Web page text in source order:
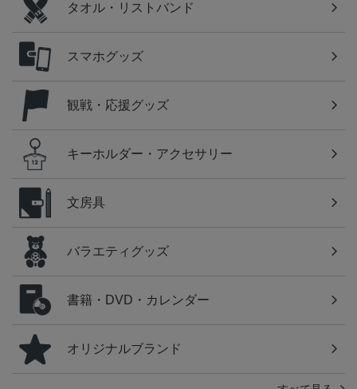
タオル・リストバンド
スマホグッズ
観戦・応援グッズ
キーホルダー・アクセサリー
文房具
バラエティグッズ
書籍・DVD・カレンダー
オリジナルブランド